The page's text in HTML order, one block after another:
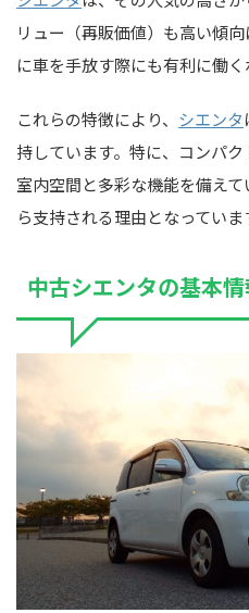
リュー（再販価値）も高い傾
に車を手放す際にも有利に働く
これらの特徴により、 シエンタ
持しています。特に、コンパ
室内空間と多彩な機能を備え
ら支持される理由となっていま
中古シエンタの基本